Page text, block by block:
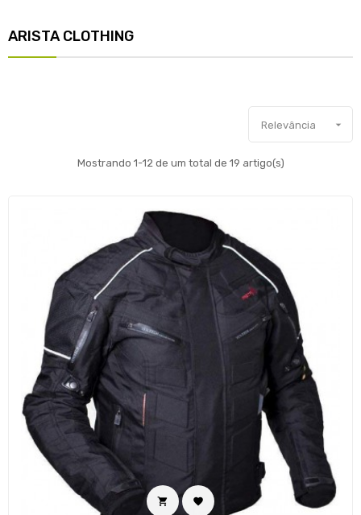
ARISTA CLOTHING
Relevância 
Mostrando 1-12 de um total de 19 artigo(s)
 